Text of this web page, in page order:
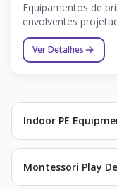
Equipamentos de
envolventes
bebês e crianças
Ver Detalhes
Indoor PE
Montessori Play